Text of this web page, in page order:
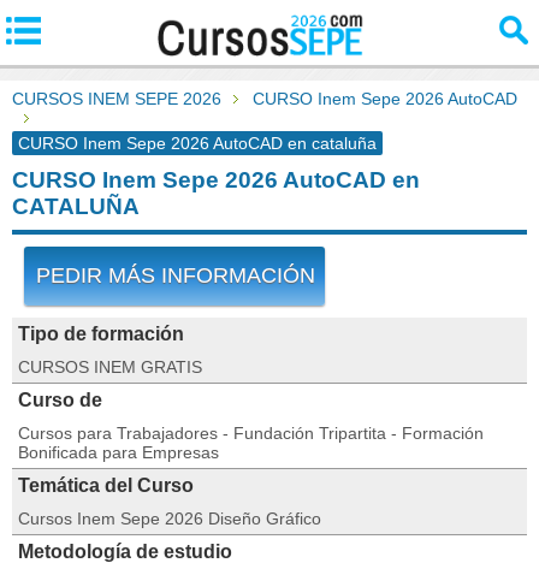
CURSOS INEM SEPE 2026 CURSO Inem Sepe 2026 AutoCAD
CURSO Inem Sepe 2026 AutoCAD en cataluña
CURSO Inem Sepe 2026 AutoCAD en
CATALUÑA
PEDIR MÁS INFORMACIÓN
Tipo de formación
CURSOS INEM GRATIS
Curso de
Cursos para Trabajadores - Fundación Tripartita - Formación
Bonificada para Empresas
Temática del Curso
Cursos Inem Sepe 2026 Diseño Gráfico
Metodología de estudio